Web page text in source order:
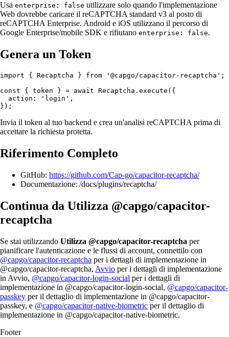
Usa enterprise: false utilizzare solo quando l'implementazione
Web dovrebbe caricare il reCAPTCHA standard v3 al posto di
reCAPTCHA Enterprise. Android e iOS utilizzano il percorso di
Google Enterprise/mobile SDK e rifiutano enterprise: false.
Genera un Token
import { Recaptcha } from '@capgo/capacitor-recaptcha';
const { token } = await Recaptcha.execute({
  action: 'login',
Invia il token al tuo backend e crea un'analisi reCAPTCHA prima di
accettare la richiesta protetta.
Riferimento Completo
GitHub: https://github.com/Cap-go/capacitor-recaptcha/
Documentazione: /docs/plugins/recaptcha/
Continua da Utilizza @capgo/capacitor-
recaptcha
Se stai utilizzando Utilizza @capgo/capacitor-recaptcha per
pianificare l'autenticazione e le flussi di account, connettilo con
@capgo/capacitor-recaptcha per i dettagli di implementazione in
@capgo/capacitor-recaptcha, Avvio per i dettagli di implementazione
in Avvio, @capgo/capacitor-login-social per i dettagli di
implementazione in @capgo/capacitor-login-social, @capgo/capacitor-
passkey per il dettaglio di implementazione in @capgo/capacitor-
passkey, e @capgo/capacitor-native-biometric per il dettaglio di
implementazione in @capgo/capacitor-native-biometric.
Footer